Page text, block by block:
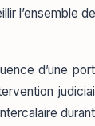
l’ensemble
d’une